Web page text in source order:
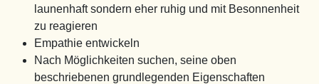
launenhaft sondern eher ruhig und mit Besonnenheit
zu reagieren
Empathie entwickeln
Nach Möglichkeiten suchen, seine oben
beschriebenen grundlegenden Eigenschaften